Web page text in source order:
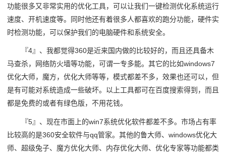
功能很多又非常实用的优化工具，可以让我们一键检测优化系统运行
速度、开机速度等。同时他还有着很多人都喜欢的跑分功能，硬件实
时检测功能，可以保护我们的电脑硬件和系统安全。
『4』、我都觉得360是近来国内做的比较好的，而且还具备木
马查杀，网络防火墙等功能，可谓一专多能。其它的比如windows7
优化大师，魔方，优化大师等等，模式都差不多，效果也还可以，但
是有可能对系统造成一些破坏。以上工具都可在百度搜索得到，而且
都是免费的或者有绿色版，不用花钱。
『5』、现在市面上的win7系统优化软件都差不多。市场占有率
比较高的是360安全软件与qq管家。其他的鲁大师、windows优化大
师、超级兔子、魔方优化大师、内存优化大师、优化专家等功能都类